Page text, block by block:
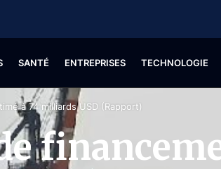
SANTÉ ENTREPRISES TECHNOLOGIE
à 74 milliards USD (Rapport)